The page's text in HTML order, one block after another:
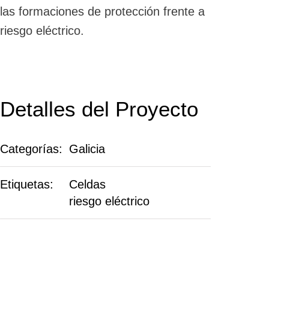
las formaciones de protección frente a
riesgo eléctrico.
Detalles del Proyecto
Categorías: Galicia
Etiquetas:
Celdas
riesgo eléctrico